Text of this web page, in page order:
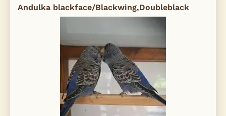
Andulka blackface/Blackwing,Doubleblack